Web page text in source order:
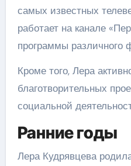
самых известных
работает на канале
программы различного
Кроме того, Лера
благотворительных
социальной
Ранние годы
Лера Кудрявцева